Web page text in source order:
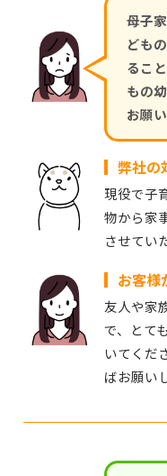
母子
ども
るこ
もの
お願
弊社の
現役で子
物から家
させてい
お客様
友人や家
で、とて
いてくだ
ばお願い